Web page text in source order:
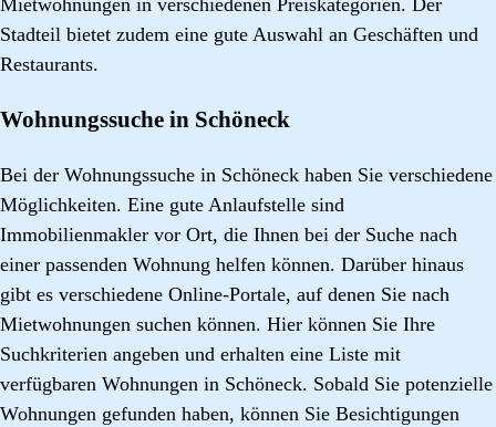
Mietwohnungen in verschiedenen Preiskategorien. Der
Stadteil bietet zudem eine gute Auswahl an Geschäften und
Restaurants.
Wohnungssuche in Schöneck
Bei der Wohnungssuche in Schöneck haben Sie verschiedene
Möglichkeiten. Eine gute Anlaufstelle sind
Immobilienmakler vor Ort, die Ihnen bei der Suche nach
einer passenden Wohnung helfen können. Darüber hinaus
gibt es verschiedene Online-Portale, auf denen Sie nach
Mietwohnungen suchen können. Hier können Sie Ihre
Suchkriterien angeben und erhalten eine Liste mit
verfügbaren Wohnungen in Schöneck. Sobald Sie potenzielle
Wohnungen gefunden haben, können Sie Besichtigungen